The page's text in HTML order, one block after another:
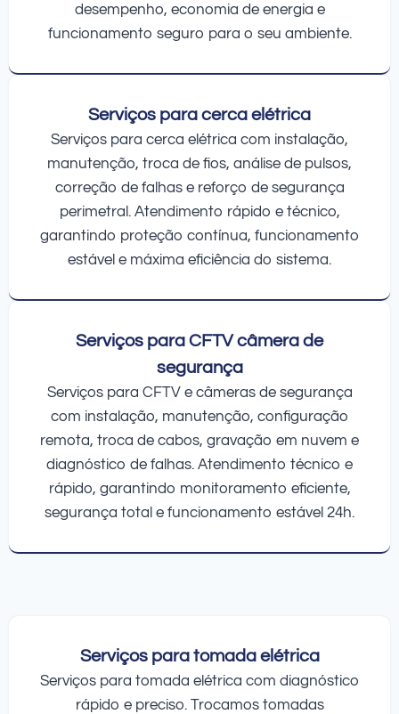
desempenho, economia de energia e
funcionamento seguro para o seu ambiente.
Serviços para cerca elétrica
Serviços para cerca elétrica com instalação,
manutenção, troca de fios, análise de pulsos,
correção de falhas e reforço de segurança
perimetral. Atendimento rápido e técnico,
garantindo proteção contínua, funcionamento
estável e máxima eficiência do sistema.
Serviços para CFTV câmera de
segurança
Serviços para CFTV e câmeras de segurança
com instalação, manutenção, configuração
remota, troca de cabos, gravação em nuvem e
diagnóstico de falhas. Atendimento técnico e
rápido, garantindo monitoramento eficiente,
segurança total e funcionamento estável 24h.
Serviços para tomada elétrica
Serviços para tomada elétrica com diagnóstico
rápido e preciso. Trocamos tomadas